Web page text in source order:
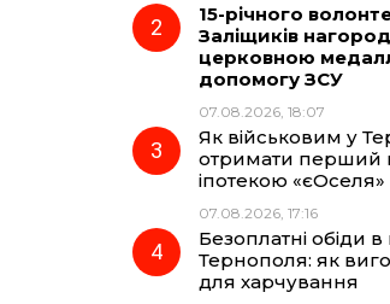
15-річного
Заліщиків
церковною
допомогу ЗСУ
07.08.2026, 18:07
Як військовим у
отримати перший
іпотекою «єОселя»
07.08.2026, 17:16
Безоплатні обіди
Тернополя: як
для харчування